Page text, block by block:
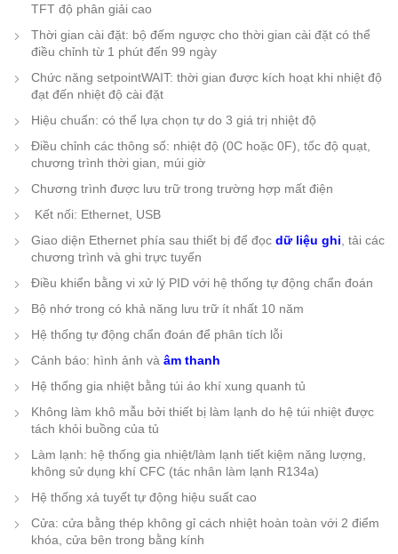
TFT độ phân giải cao
Thời gian cài đặt: bộ đếm ngược cho thời gian cài đặt có thể
điều chỉnh từ 1 phút đến 99 ngày
Chức năng setpointWAIT: thời gian được kích hoạt khi nhiệt độ
đạt đến nhiệt độ cài đặt
Hiệu chuẩn: có thể lựa chọn tự do 3 giá trị nhiệt độ
Điều chỉnh các thông số: nhiệt độ (0C hoặc 0F), tốc độ quạt,
chương trình thời gian, múi giờ
Chương trình được lưu trữ trong trường hợp mất điện
Kết nối: Ethernet, USB
Giao diện Ethernet phía sau thiết bị để đọc dữ liệu ghi , tải các
chương trình và ghi trực tuyến
Điều khiển bằng vi xử lý PID với hệ thống tự động chẩn đoán
Bộ nhớ trong có khả năng lưu trữ ít nhất 10 năm
Hệ thống tự động chẩn đoán để phân tích lỗi
Cảnh báo: hình ảnh và âm thanh
Hệ thống gia nhiệt bằng túi áo khí xung quanh tủ
Không làm khô mẫu bởi thiết bị làm lạnh do hệ túi nhiệt được
tách khỏi buồng của tủ
Làm lạnh: hệ thống gia nhiệt/làm lạnh tiết kiệm năng lượng,
không sử dụng khí CFC (tác nhân làm lạnh R134a)
Hệ thống xả tuyết tự động hiệu suất cao
Cửa: cửa bằng thép không gỉ cách nhiệt hoàn toàn với 2 điểm
khóa, cửa bên trong bằng kính